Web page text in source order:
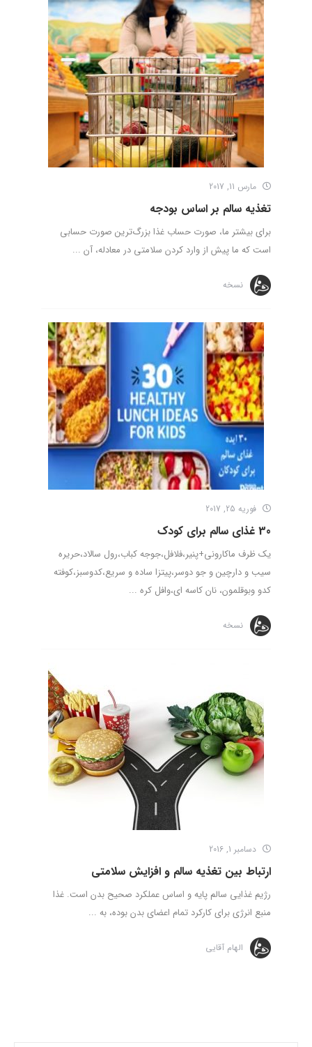
مارس 11, 2017
تغذیه‌ سالم بر اساس بودجه
برای بیشتر ما، صورت حساب غذا بزرگ‌ترین صورت حسابی
است که ما پیش از وارد کردن سلامتی در معادله، آن ...
نسخه
فوریه 25, 2017
30 غذای سالم برای کودک
یک ظرف ماکارونی+پنیر،فلافل،جوجه کباب،رول سالاد،حریره
سیب و دارچین و جو دوسر،پیتزا ساده و سریع،کدوسبز،کوفته
کدو وبوقلمون، نان کاسه ای،وافل کره ...
نسخه
دسامبر 1, 2016
ارتباط بین تغذیه سالم و افزایش سلامتی
رژیم غذایی سالم پایه و اساس عملکرد صحیح بدن است. غذا
منبع انرژی برای کارکرد تمام اعضای بدن بوده، به ...
الهام آقایی